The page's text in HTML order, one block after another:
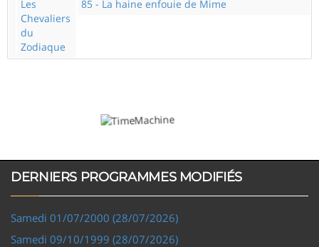
Les
Chevaliers
du
Zodiaque
85 - La haine enfouie de Mime
DERNIERS PROGRAMMES MODIFIÉS
Samedi 01/07/2000 (28/07/2026)
Samedi 09/10/1999 (28/07/2026)